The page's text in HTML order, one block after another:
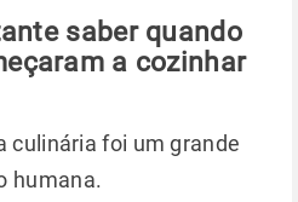
saber quando
a cozinhar
culinária foi um grande
humana.